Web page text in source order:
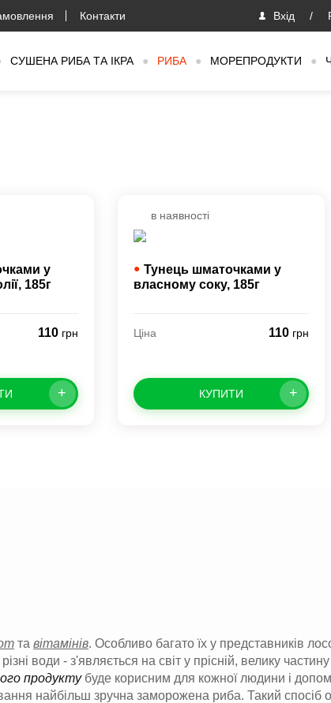
Контакти Вхід /
СУШЕНА РИБА ТА ІКРА ● РИБА ● МОРЕПРОДУКТИ ●
у
185г
110 грн
+
в наявності
● Тунець шматочками у
власному соку, 185г
Ціна 110 грн
+
КУПИТИ
та вітамінів. Особливо багато їх у представників
води - з'являється на світ у прісній, велику
продуктубуде корисним для кожної людини і
найбільш зручна заморожена риба. Такий спосіб